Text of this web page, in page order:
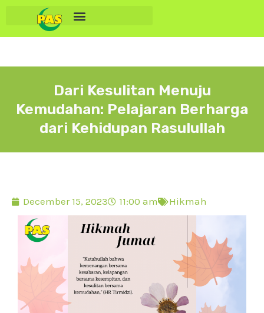
Dari Kesulitan Menuju
Kemudahan: Pelajaran Berharga
dari Kehidupan Rasulullah
December 15, 2023 11:00 am Hikmah